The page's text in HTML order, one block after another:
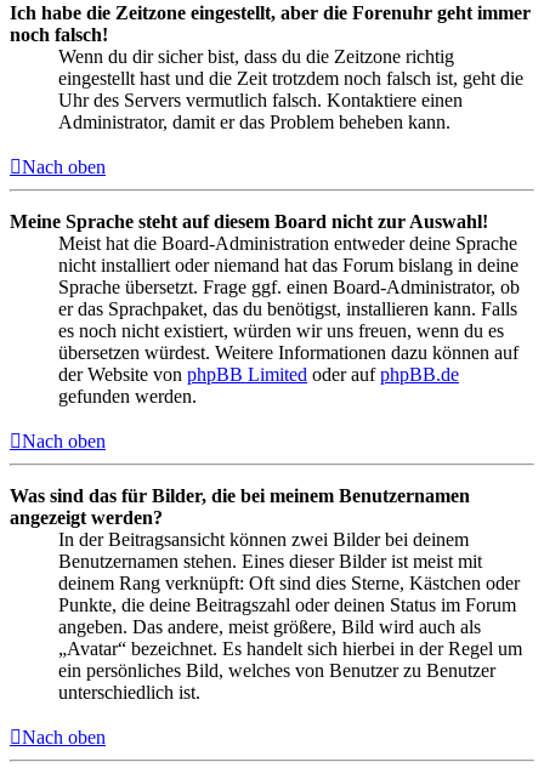
Ich habe die Zeitzone eingestellt, aber die Forenuhr geht immer
noch falsch!
Wenn du dir sicher bist, dass du die Zeitzone richtig
eingestellt hast und die Zeit trotzdem noch falsch ist, geht die
Uhr des Servers vermutlich falsch. Kontaktiere einen
Administrator, damit er das Problem beheben kann.
Nach oben
Meine Sprache steht auf diesem Board nicht zur Auswahl!
Meist hat die Board-Administration entweder deine Sprache
nicht installiert oder niemand hat das Forum bislang in deine
Sprache übersetzt. Frage ggf. einen Board-Administrator, ob
er das Sprachpaket, das du benötigst, installieren kann. Falls
es noch nicht existiert, würden wir uns freuen, wenn du es
übersetzen würdest. Weitere Informationen dazu können auf
der Website von phpBB Limited oder aufphpBB.de
gefunden werden.
Nach oben
Was sind das für Bilder, die bei meinem Benutzernamen
angezeigt werden?
In der Beitragsansicht können zwei Bilder bei deinem
Benutzernamen stehen. Eines dieser Bilder ist meist mit
deinem Rang verknüpft: Oft sind dies Sterne, Kästchen oder
Punkte, die deine Beitragszahl oder deinen Status im Forum
angeben. Das andere, meist größere, Bild wird auch als
„Avatar“ bezeichnet. Es handelt sich hierbei in der Regel um
ein persönliches Bild, welches von Benutzer zu Benutzer
unterschiedlich ist.
Nach oben